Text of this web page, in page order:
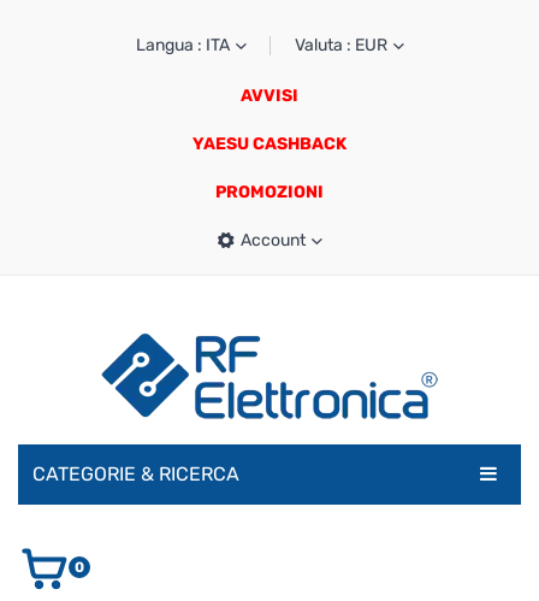
Langua : ITA Valuta : EUR
AVVISI
YAESU CASHBACK
PROMOZIONI
Account
CATEGORIE & RICERCA
AUDIO E VIDEO
0